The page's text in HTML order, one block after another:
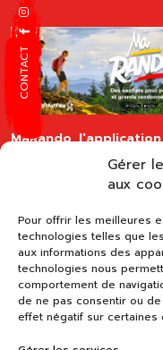
Gérer
aux
Pour offrir les meilleures
technologies telles que
aux informations des
technologies nous
comportement de
de ne pas consentir ou
effet négatif sur certaines
CONTACT
MaRando,
la FFRandonnée
disponible sur les